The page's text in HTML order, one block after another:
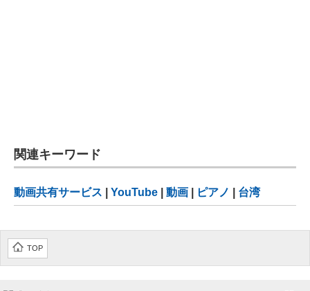
関連キーワード
動画共有サービス YouTube 動画 ピアノ 台湾
TOP